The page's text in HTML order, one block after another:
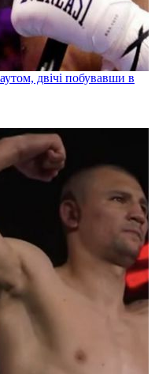
двічі побувавши в